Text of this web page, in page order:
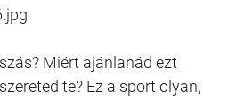
Miért ajánlanád ezt
te? Ez a sport olyan,